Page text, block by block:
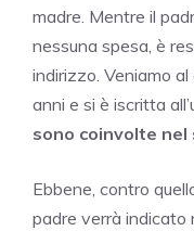
madre. Mentre il
nessuna spesa, è
indirizzo. Veniamo
anni e si è iscritta
sono coinvolte nel
Ebbene, contro
padre verrà indicato